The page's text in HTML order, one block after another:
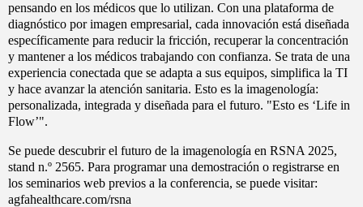
pensando en los médicos que lo utilizan. Con una plataforma de
diagnóstico por imagen empresarial, cada innovación está diseñada
específicamente para reducir la fricción, recuperar la concentración
y mantener a los médicos trabajando con confianza. Se trata de una
experiencia conectada que se adapta a sus equipos, simplifica la TI
y hace avanzar la atención sanitaria. Esto es la imagenología:
personalizada, integrada y diseñada para el futuro. "Esto es ‘Life in
Flow’".
Se puede descubrir el futuro de la imagenología en RSNA 2025,
stand n.º 2565. Para programar una demostración o registrarse en
los seminarios web previos a la conferencia, se puede visitar:
agfahealthcare.com/rsna